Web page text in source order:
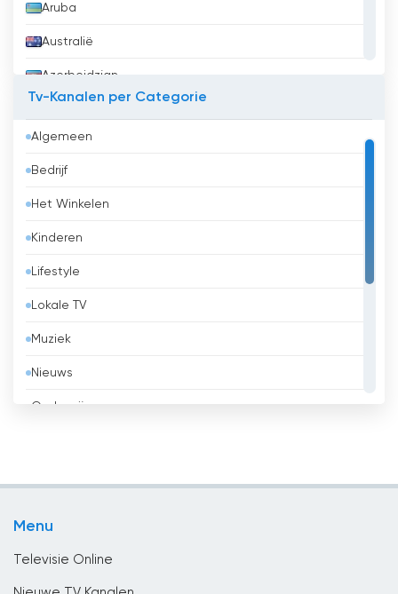
Aruba
Australië
Azerbeidzjan
Bangladesh
Barbados
België
Belize
Benin
Bhutan
Bolivia
Bosnië en Herzegovina
Tv-Kanalen per Categorie
Algemeen
Bedrijf
Het Winkelen
Kinderen
Lifestyle
Lokale TV
Muziek
Nieuws
Onderwijs
Menu
Televisie Online